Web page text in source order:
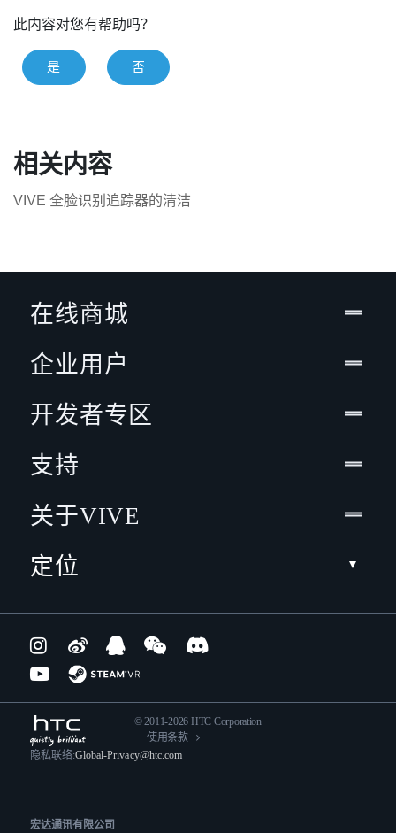
此内容对您有帮助吗？
是 否
相关内容
VIVE 全脸识别追踪器的清洁
在线商城
企业用户
开发者专区
支持
关于VIVE
定位
© 2011-2026 HTC Corporation
使用条款
隐私联络:Global-Privacy@htc.com
宏达通讯有限公司